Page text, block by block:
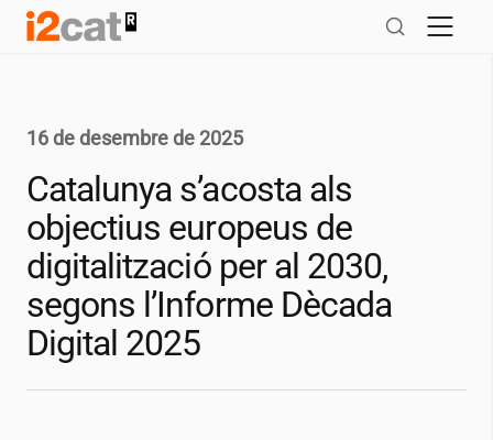
Salta
16 de desembre de 2025
Catalunya s’acosta als
objectius europeus de
digitalització per al 2030,
segons l’Informe Dècada
Digital 2025